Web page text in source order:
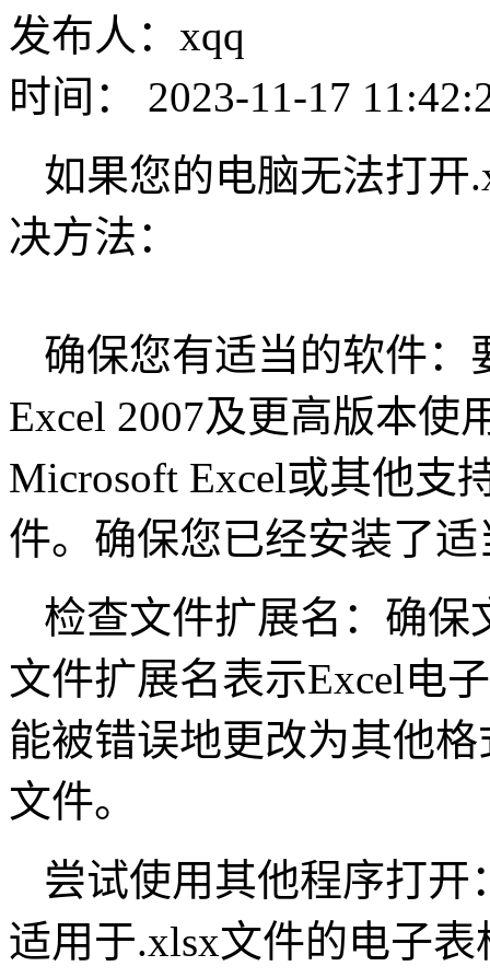
发布人：xqq
时间： 2023-11-17
如果您的电脑无法打开
决方法：
确保您有适当的软件：
Excel 2007及更高版本使
Microsoft Excel或其他支
件。确保您已经安装了
检查文件扩展名：确保
文件扩展名表示Excel电
能被错误地更改为其他
文件。
尝试使用其他程序打开
适用于.xlsx文件的电子